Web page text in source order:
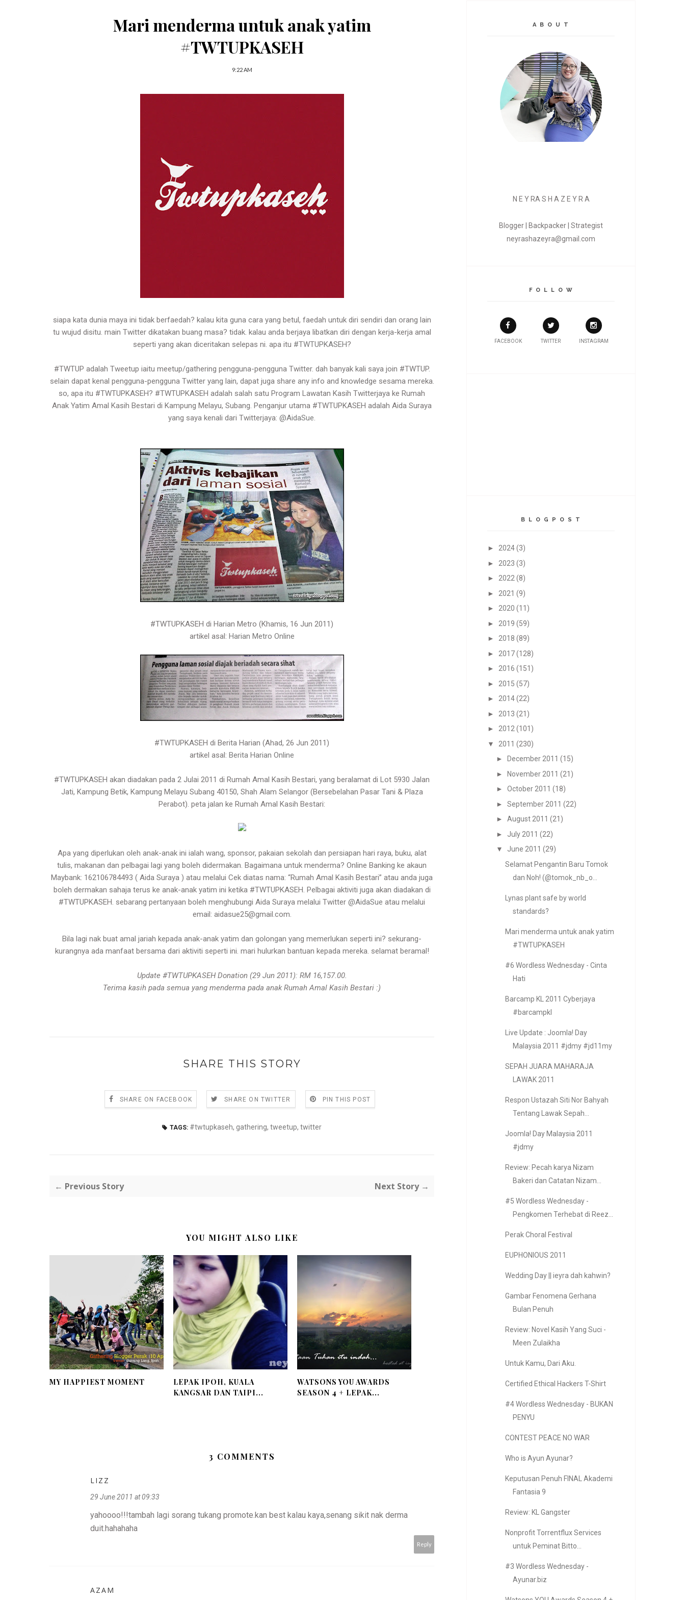
Mari menderma untuk anak yatim
#TWTUPKASEH
9:22 AM
siapa kata dunia maya ini tidak berfaedah? kalau kita guna cara yang betul, faedah untuk diri sendiri dan orang lain
tu wujud disitu. main Twitter dikatakan buang masa? tidak. kalau anda berjaya libatkan diri dengan kerja-kerja amal
seperti yang akan diceritakan selepas ni. apa itu #TWTUPKASEH?
#TWTUP adalah Tweetup iaitu meetup/gathering pengguna-pengguna Twitter. dah banyak kali saya join #TWTUP.
selain dapat kenal pengguna-pengguna Twitter yang lain, dapat juga share any info and knowledge sesama mereka.
so, apa itu #TWTUPKASEH? #TWTUPKASEH adalah salah satu Program Lawatan Kasih Twitterjaya ke Rumah
Anak Yatim Amal Kasih Bestari di Kampung Melayu, Subang. Penganjur utama #TWTUPKASEH adalah Aida Suraya
yang saya kenali dari Twitterjaya: @AidaSue.
#TWTUPKASEH di Harian Metro (Khamis, 16 Jun 2011)
artikel asal: Harian Metro Online
#TWTUPKASEH di Berita Harian (Ahad, 26 Jun 2011)
artikel asal: Berita Harian Online
#TWTUPKASEH akan diadakan pada 2 Julai 2011 di Rumah Amal Kasih Bestari, yang beralamat di Lot 5930 Jalan
Jati, Kampung Betik, Kampung Melayu Subang 40150, Shah Alam Selangor (Bersebelahan Pasar Tani & Plaza
Perabot). peta jalan ke Rumah Amal Kasih Bestari:
Apa yang diperlukan oleh anak-anak ini ialah wang, sponsor, pakaian sekolah dan persiapan hari raya, buku, alat
tulis, makanan dan pelbagai lagi yang boleh didermakan. Bagaimana untuk menderma? Online Banking ke akaun
Maybank: 162106784493 ( Aida Suraya ) atau melalui Cek diatas nama: “Rumah Amal Kasih Bestari” atau anda juga
boleh dermakan sahaja terus ke anak-anak yatim ini ketika #TWTUPKASEH. Pelbagai aktiviti juga akan diadakan di
#TWTUPKASEH. sebarang pertanyaan boleh menghubungi Aida Suraya melalui Twitter @AidaSue atau melalui
email: aidasue25@gmail.com.
Bila lagi nak buat amal jariah kepada anak-anak yatim dan golongan yang memerlukan seperti ini? sekurang-
kurangnya ada manfaat bersama dari aktiviti seperti ini. mari hulurkan bantuan kepada mereka. selamat beramal!
Update #TWTUPKASEH Donation (29 Jun 2011): RM 16,157.00.
Terima kasih pada semua yang menderma pada anak Rumah Amal Kasih Bestari :)
SHARE THIS STORY
SHARE ON FACEBOOK SHARE ON TWITTER PIN THIS POST
TAGS: #twtupkaseh, gathering, tweetup, twitter
← Previous Story Next Story →
YOU MIGHT ALSO LIKE
MY HAPPIEST MOMENT
LEPAK IPOH, KUALA
KANGSAR DAN TAIPI...
WATSONS YOU AWARDS
SEASON 4 + LEPAK...
3 COMMENTS
LIZZ
29 June 2011 at 09:33
yahoooo!!!tambah lagi sorang tukang promote.kan best kalau kaya,senang sikit nak derma
duit.hahahaha
Reply
AZAM
A B O U T
N E Y RA S H A Z E Y R A
Blogger | Backpacker | Strategist
neyrashazeyra@gmail.com
F O L L O W
FACEBOOK TWITTER INSTAGRAM
B L O G P O S T
► 2024(3)
► 2023 (3)
► 2022 (8)
► 2021 (9)
► 2020 (11)
► 2019 (59)
► 2018 (89)
► 2017(128)
► 2016 (151)
► 2015 (57)
► 2014(22)
► 2013 (21)
► 2012 (101)
▼
2011 (230)
►
December 2011 (15)
► November 2011 (21)
► October 2011 (18)
► September 2011 (22)
► August 2011 (21)
► July 2011 (22)
▼
June 2011 (29)
Selamat Pengantin Baru Tomok
dan Noh! (@tomok_nb_o...
Lynas plant safe by world
standards?
Mari menderma untuk anak yatim
#TWTUPKASEH
#6 Wordless Wednesday - Cinta
Hati
Barcamp KL 2011 Cyberjaya
#barcampkl
Live Update : Joomla! Day
Malaysia 2011 #jdmy #jd11my
SEPAH JUARA MAHARAJA
LAWAK 2011
Respon Ustazah Siti Nor Bahyah
Tentang Lawak Sepah...
Joomla! Day Malaysia 2011
#jdmy
Review: Pecah karya Nizam
Bakeri dan Catatan Nizam...
#5 Wordless Wednesday -
Pengkomen Terhebat di Reez...
Perak Choral Festival
EUPHONIOUS 2011
Wedding Day || ieyra dah kahwin?
Gambar Fenomena Gerhana
Bulan Penuh
Review: Novel Kasih Yang Suci -
Meen Zulaikha
Untuk Kamu, Dari Aku.
Certified Ethical Hackers T-Shirt
#4 Wordless Wednesday - BUKAN
PENYU
CONTEST PEACE NO WAR
Who is Ayun Ayunar?
Keputusan Penuh FINAL Akademi
Fantasia 9
Review: KL Gangster
Nonprofit Torrentflux Services
untuk Peminat Bitto...
#3 Wordless Wednesday -
Ayunar.biz